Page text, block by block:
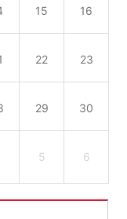
15 16
22 23
29 30
5 6